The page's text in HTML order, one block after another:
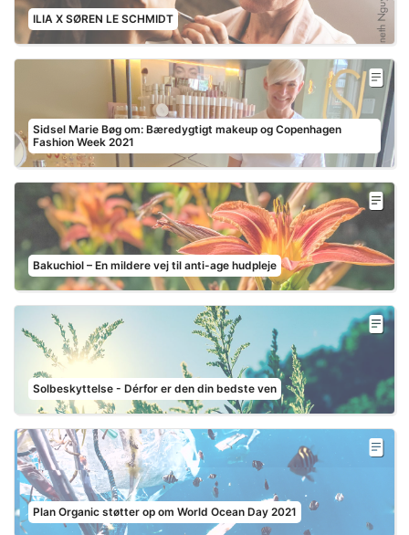
ILIA X SØREN LE SCHMIDT
Sidsel Marie Bøg om: Bæredygtigt makeup og Copenhagen
Fashion Week 2021
Bakuchiol – En mildere vej til anti-age hudpleje
Solbeskyttelse - Dérfor er den din bedste ven
Plan Organic støtter op om World Ocean Day 2021